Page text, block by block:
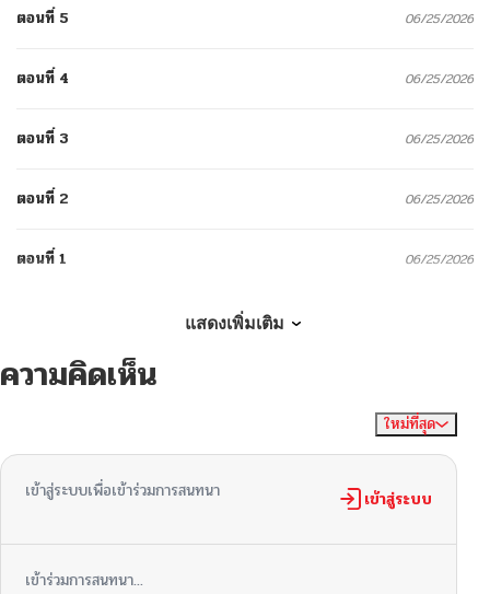
ตอนที่ 5 06/25/2026
ตอนที่ 4 06/25/2026
ตอนที่ 3 06/25/2026
ตอนที่ 2 06/25/2026
ตอนที่ 1 06/25/2026
แสดงเพิ่มเติม
ความคิดเห็น
ใหม่ที่สุด
เข้าสู่ระบบเพื่อเข้าร่วมการสนทนา เข้าสู่ระบบ
เข้าร่วมการสนทนา...